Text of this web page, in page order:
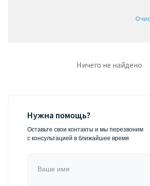
Ничего не найдено
Нужна помощь?
Оставьте свои контакты и мы перезвоним
с консультацией в ближайшее время
Ваше имя